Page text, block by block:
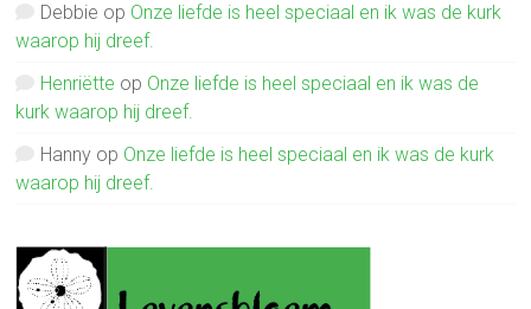
Debbie op Onze liefde is heel speciaal en ik was de kurk
waarop hij dreef.
Henriëtte op Onze liefde is heel speciaal en ik was de
kurk waarop hij dreef.
Hanny op Onze liefde is heel speciaal en ik was de kurk
waarop hij dreef.